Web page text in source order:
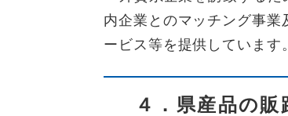
内企業とのマッチング事
ービス等を提供しています。
４．県産品の販